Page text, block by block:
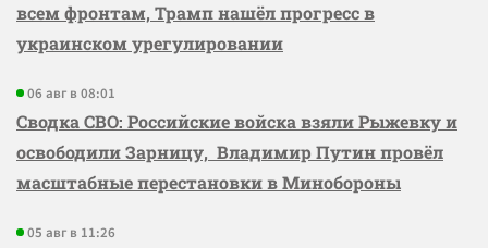
всем фронтам, Трамп нашёл прогресс в
украинском урегулировании
06 авг в 08:01
Сводка СВО: Российские войска взяли Рыжевку и
освободили Зарницу, Владимир Путин провёл
масштабные перестановки в Минобороны
05 авг в 11:26